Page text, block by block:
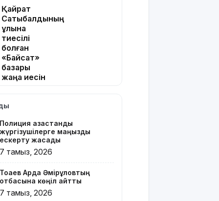
Қайрат
Сатыбалдының
ұлына
тиесілі
болған
«Байсат»
базары
жаңа иесін
Қарағандада
бар жейде
киген
жолаушы
қызу
түсті
Президент
Полиция қазақстандық
жүргізушілерге маңызды
ескерту жасады
7 тамыз, 2026
Тоқаев Ардақ Әмірқұловтың
отбасына көңіл айтты
7 тамыз, 2026